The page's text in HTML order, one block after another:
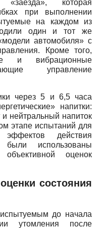
которая
при выполнении
на каждом из
один и тот же
автомобиля» с
Кроме того,
и вибрационные
управление
через 5 и 6,5 часа
напитки:
нейтральный напиток
этапе испытаний для
действия
были использованы
оценок
состояния
до начала
утомления после